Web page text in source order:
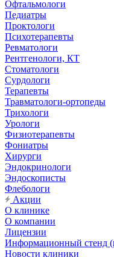
Офтальмологи
Педиатры
Проктологи
Психотерапевты
Ревматологи
Рентгенологи, КТ
Стоматологи
Сурдологи
Терапевты
Травматологи-ортопеды
Трихологи
Урологи
Физиотерапевты
Фониатры
Хирурги
Эндокринологи
Эндоскописты
Флебологи
Акции
О клинике
О компании
Лицензии
Информационный стенд
Новости клиники